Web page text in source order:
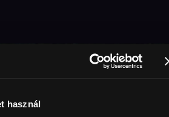
használ